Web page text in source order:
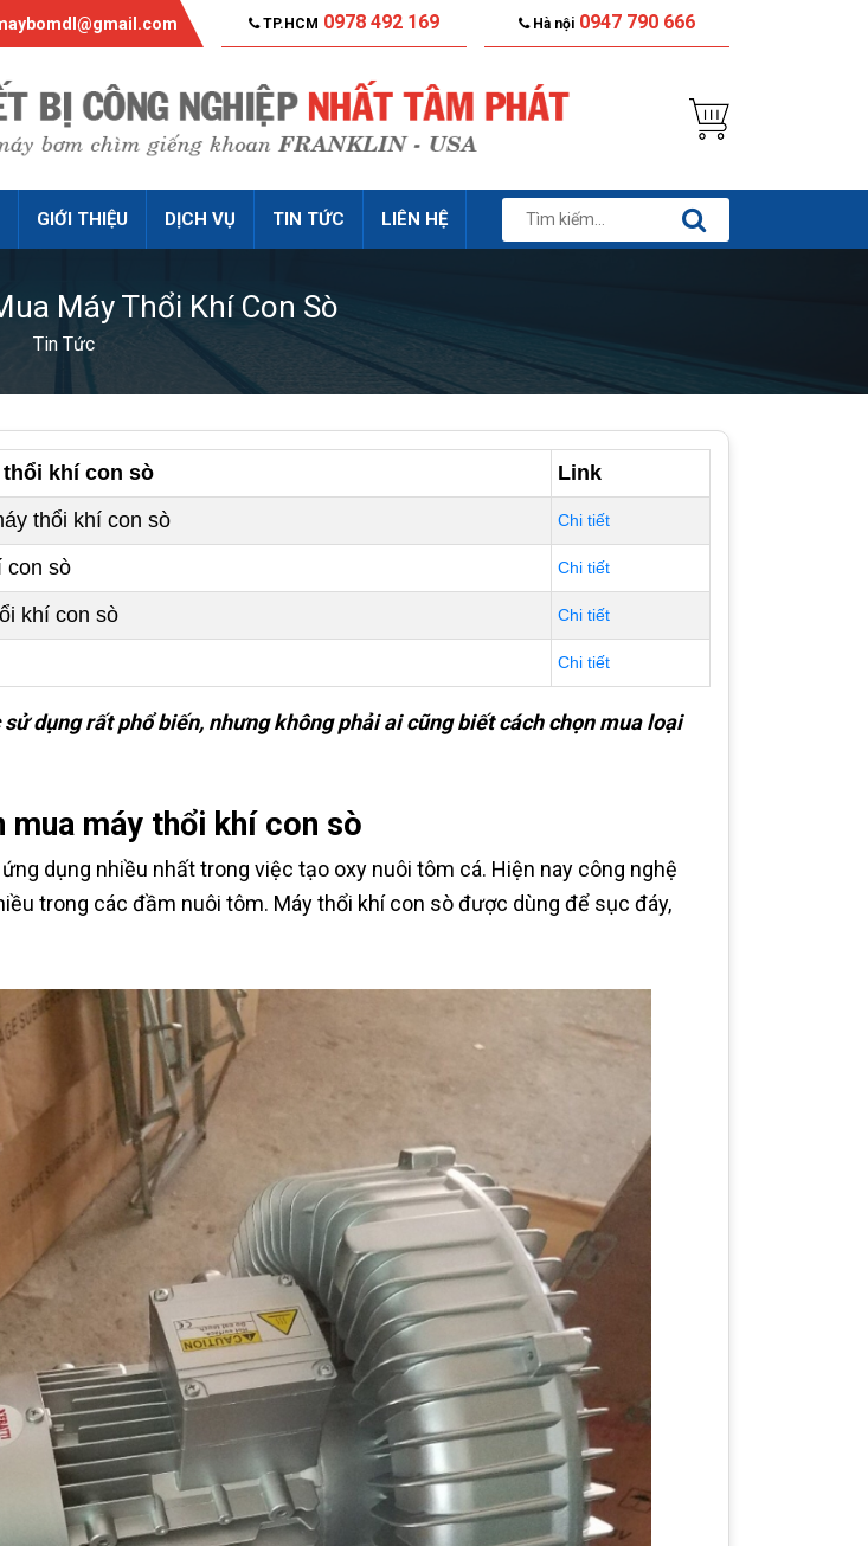
TP.HCM 0978 492 169 Hà nội 0947 790 666
GIỚI THIỆU DỊCH VỤ TIN TỨC LIÊN HỆ
Máy Thổi Khí Con Sò
Tin Tức
khí con sò
Link
thổi khí con sò
Chi tiết
con sò Chi tiết
khí con sò Chi tiết
Chi tiết
dụng rất phổ biến, nhưng không phải ai cũng biết cách chọn mua loại
mua máy thổi khí con sò
dụng nhiều nhất trong việc tạo oxy nuôi tôm cá. Hiện nay công nghệ
trong các đầm nuôi tôm. Máy thổi khí con sò được dùng để sục đáy,